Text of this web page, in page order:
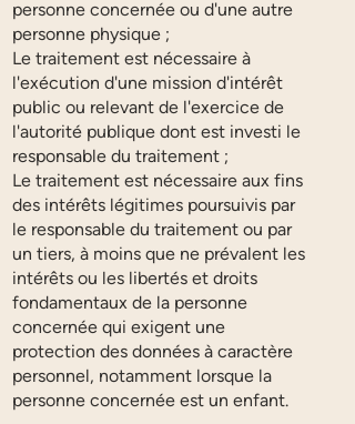
personne concernée ou d'une autre
personne physique ;
Le traitement est nécessaire à
l'exécution d'une mission d'intérêt
public ou relevant de l'exercice de
l'autorité publique dont est investi le
responsable du traitement ;
Le traitement est nécessaire aux fins
des intérêts légitimes poursuivis par
le responsable du traitement ou par
un tiers, à moins que ne prévalent les
intérêts ou les libertés et droits
fondamentaux de la personne
concernée qui exigent une
protection des données à caractère
personnel, notamment lorsque la
personne concernée est un enfant.